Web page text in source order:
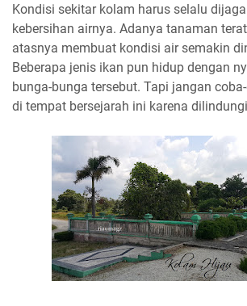
Kondisi sekitar kolam harus selalu
kebersihan airnya. Adanya tanaman
atasnya membuat kondisi air semakin
Beberapa jenis ikan pun hidup dengan
bunga-bunga tersebut. Tapi jangan
di tempat bersejarah ini karena